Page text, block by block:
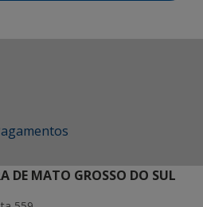
DE MATO GROSSO DO SUL